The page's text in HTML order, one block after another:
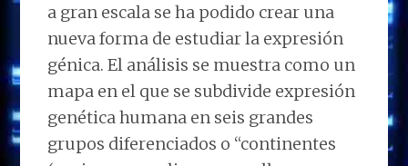
a gran escala se ha podido crear una
nueva forma de estudiar la expresión
génica. El análisis se muestra como un
mapa en el que se subdivide expresión
genética humana en seis grandes
grupos diferenciados o “continentes